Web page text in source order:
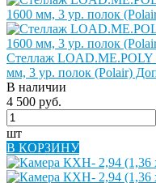
Стеллаж LOAD.ME.POLY
мм, 3 ур. полок (Polair)
В наличии
4 500 руб.
шт
В КОРЗИНУ